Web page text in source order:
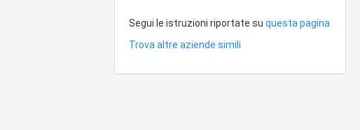
Segui le istruzioni riportate suquesta pagina
Trova altre aziende simili